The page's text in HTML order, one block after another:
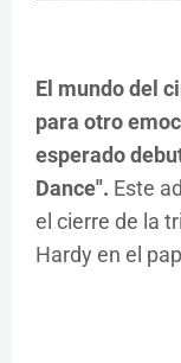
El mundo del
para otro
esperado
Dance". Este
el cierre de la
Hardy en el